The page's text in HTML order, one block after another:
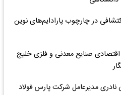
در چارچوب پارادایم‌های نوین
اقتصادی صنایع معدنی و فلزی خلیج
مدیرعامل شرکت پارس فولاد